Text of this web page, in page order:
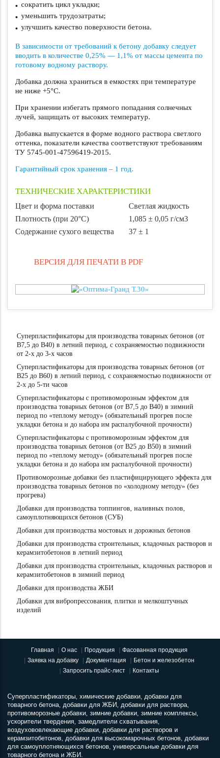
сократить цикл укладки;
уменьшить трудозатраты;
улучшить качество поверхности бетона.
В зависимости от требований к бетону добавку следует
вводить в количестве 0,25% — 1,1% от массы цемента по
готовому водному раствору.
Добавка должна храниться в емкостях при температуре
не ниже +5°С.
При хранении избегать прямого попадания солнечных
лучей, защищать от высоких температур.
Добавка выпускается в форме водного раствора светлого
оттенка, показатели качества соответствуют требованиям
ТУ 5745-001-47596419-2015.
Гарантийный срок хранения – 1 год.
ТЕХНИЧЕСКИЕ ХАРАКТЕРИСТИКИ
Цвет и форма поставки
Светлая жидкость
Плотность (при 20°С)
1,085 ± 0,05 г/см3
Содержание сухого вещества
37 ± 1
ВЕРСИЯ ДЛЯ ПЕЧАТИ В PDF
Суперпластификаторы для производства товарных бетонов (от
В7,5 до В40) в летний период, с сохраняемостью подвижности
от 2-х до 3-х часов
Суперпластификаторы для производства товарных бетонов (от
В25 до В60) в летний период, с сохраняемостью подвижности от
2-х до 5-ти часов
Суперпластификаторы с противоморозным эффектом для
производства товарных бетонов (от В7,5 до В40) в зимний
период по «теплому методу» (обязательный прогрев после
укладки бетона и до набора им распалубочной прочности)
Суперпластификаторы с противоморозным эффектом для
производства товарных бетонов (от В25 до В50) в зимний
период по «теплому методу» (обязательный прогрев после
укладки бетона и до набора им распалубочной прочности)
Противоморозные добавки без пластифицирующего эффекта для
производства товарных бетонов по «холодному методу» (без
прогрева)
Добавки для производства топпингов, наливных полов,
самоуплотняющихся бетонов (СУБ)
Добавки для производства мостовых и дорожных бетонов
Добавки для производства строительных, кладочных растворов и
керамзитобетонов в летний период
Добавки для производства строительных, кладочных растворов и
керамзитобетонов в зимний период
Добавки для производства ЖБИ
Добавки для вибропрессования, плитки и мелкоштучных
изделий
Главная О нас Продукция
Фасованная продукция
Заявка на добавку
Документация
Бетон и железобетон
Запросить прайс-лист
Контакты
Суперпластификаторы, химические добавки, добавки для
товарного бетона, добавки для ЖБИ, добавки для раствора,
противоморозные добавки, зимние добавки, зимние комплексы,
ускорители твердения, замедлители схватывания,
воздухововлекающие добавки, добавки для растворов и
керамзитобетонов, добавки для высокомарочных бетонов, добавки
для самоуплотняющихся бетонов, универсальные добавки для
товарного бетона и ЖБИ.